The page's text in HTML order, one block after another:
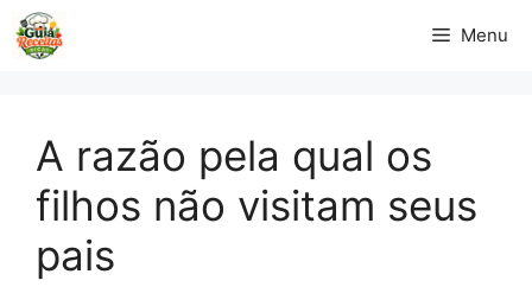
Pular
para
Menu
A razão pela qual os
filhos não visitam seus
pais